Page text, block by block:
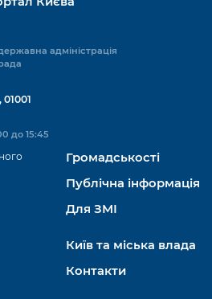
адміністрація
до 15:45
Громадськості
Публічна інформація
Для ЗМІ
Київ та міська влада
Контакти